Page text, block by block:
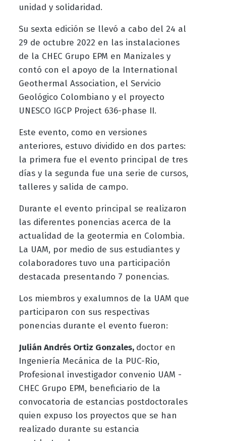
unidad y solidaridad.
Su sexta edición se llevó a cabo del 24 al
29 de octubre 2022 en las instalaciones
de la CHEC Grupo EPM en Manizales y
contó con el apoyo de la International
Geothermal Association, el Servicio
Geológico Colombiano y el proyecto
UNESCO IGCP Project 636-phase II.
Este evento, como en versiones
anteriores, estuvo dividido en dos partes:
la primera fue el evento principal de tres
días y la segunda fue una serie de cursos,
talleres y salida de campo.
Durante el evento principal se realizaron
las diferentes ponencias acerca de la
actualidad de la geotermia en Colombia.
La UAM, por medio de sus estudiantes y
colaboradores tuvo una participación
destacada presentando 7 ponencias.
Los miembros y exalumnos de la UAM que
participaron con sus respectivas
ponencias durante el evento fueron:
Julián Andrés Ortiz Gonzales, doctor en
Ingeniería Mecánica de la PUC-Rio,
Profesional investigador convenio UAM -
CHEC Grupo EPM, beneficiario de la
convocatoria de estancias postdoctorales
quien expuso los proyectos que se han
realizado durante su estancia